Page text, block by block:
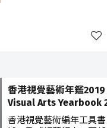
香港視覺藝術年鑑
Visual Arts Yearbook
香港視覺藝術編年工具